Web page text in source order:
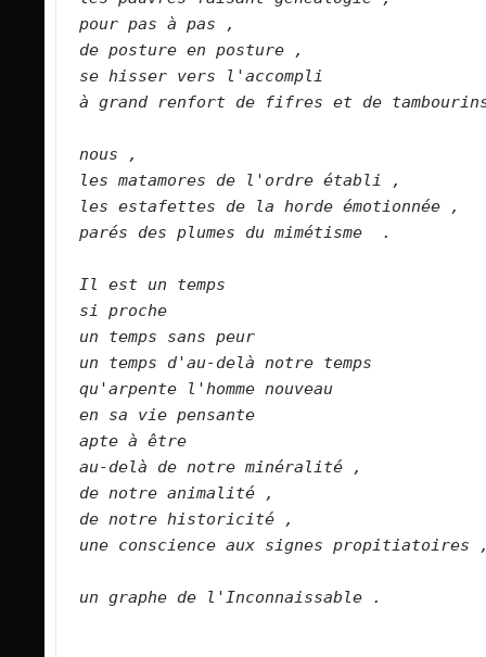
pour pas à pas ,
de posture en posture ,
se hisser vers l'accompli
à grand renfort de fifres et de
nous ,
les matamores de l'ordre établi ,
les estafettes de la horde émotionnée
parés des plumes du mimétisme  .
Il est un temps
si proche
un temps sans peur
un temps d'au-delà notre temps
qu'arpente l'homme nouveau
en sa vie pensante
apte à être
au-delà de notre minéralité ,
de notre animalité ,
de notre historicité ,
une conscience aux signes
un graphe de l'Inconnaissable .